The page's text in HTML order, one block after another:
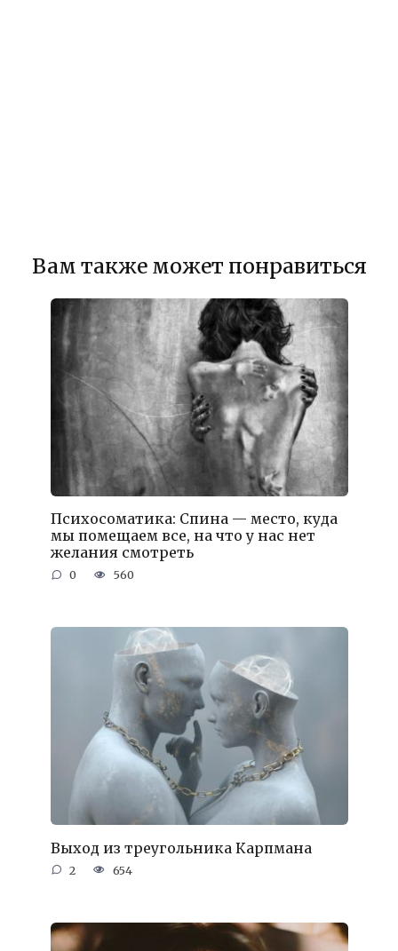
Вам также может понравиться
Психосоматика: Спина — место, куда
мы помещаем все, на что у нас нет
желания смотреть
0 560
Выход из треугольника Карпмана
2 654